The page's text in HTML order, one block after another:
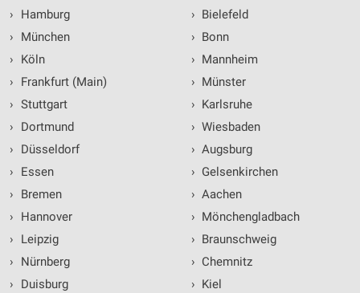
›
Hamburg
›
München
›
Köln
›
Frankfurt (Main)
› Stuttgart
›
Dortmund
›
Düsseldorf
›
Essen
›
Bremen
›
Hannover
›
Leipzig
›
Nürnberg
›
Duisburg
› Bielefeld
› Bonn
› Mannheim
› Münster
› Karlsruhe
› Wiesbaden
› Augsburg
› Gelsenkirchen
› Aachen
› Mönchengladbach
› Braunschweig
› Chemnitz
› Kiel